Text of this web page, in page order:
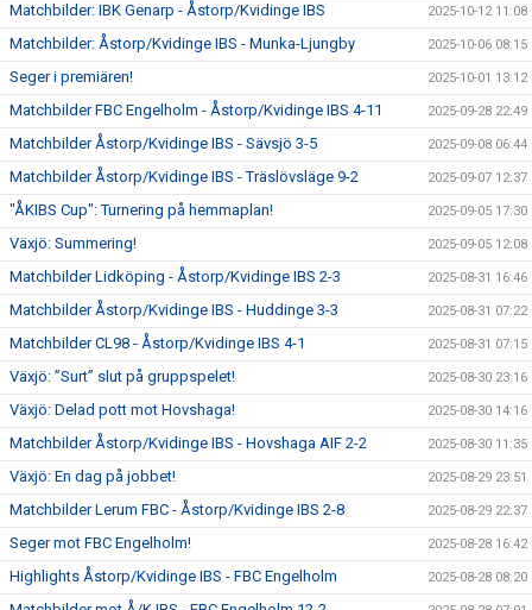
Matchbilder: IBK Genarp - Åstorp/Kvidinge IBS 2025-10-12 11:08
Matchbilder: Åstorp/Kvidinge IBS - Munka-Ljungby 2025-10-06 08:15
Seger i premiären! 2025-10-01 13:12
Matchbilder FBC Engelholm - Åstorp/Kvidinge IBS 4-11 2025-09-28 22:49
Matchbilder Åstorp/Kvidinge IBS - Sävsjö 3-5 2025-09-08 06:44
Matchbilder Åstorp/Kvidinge IBS - Träslövsläge 9-2 2025-09-07 12:37
"ÅKIBS Cup": Turnering på hemmaplan! 2025-09-05 17:30
Växjö: Summering! 2025-09-05 12:08
Matchbilder Lidköping - Åstorp/Kvidinge IBS 2-3 2025-08-31 16:46
Matchbilder Åstorp/Kvidinge IBS - Huddinge 3-3 2025-08-31 07:22
Matchbilder CL98 - Åstorp/Kvidinge IBS 4-1 2025-08-31 07:15
Växjö: ”Surt” slut på gruppspelet! 2025-08-30 23:16
Växjö: Delad pott mot Hovshaga! 2025-08-30 14:16
Matchbilder Åstorp/Kvidinge IBS - Hovshaga AIF 2-2 2025-08-30 11:35
Växjö: En dag på jobbet! 2025-08-29 23:51
Matchbilder Lerum FBC - Åstorp/Kvidinge IBS 2-8 2025-08-29 22:37
Seger mot FBC Engelholm! 2025-08-28 16:42
Highlights Åstorp/Kvidinge IBS - FBC Engelholm 2025-08-28 08:20